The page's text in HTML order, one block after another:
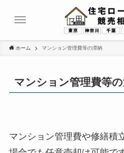
ホーム マンション管理費等の滞納
マンション管理費等
マンション管理費や修繕積